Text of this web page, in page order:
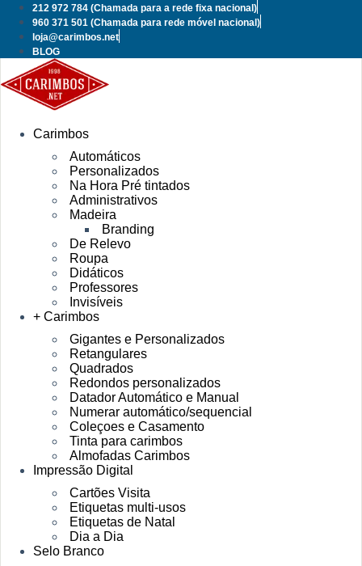
Pular
para
conteúdo
212 972 784 (Chamada para a rede fixa nacional)
960 371 501 (Chamada para rede móvel nacional)
loja@carimbos.net
BLOG
Carimbos
Automáticos
Personalizados
Na Hora Pré tintados
Administrativos
Madeira
Branding
De Relevo
Roupa
Didáticos
Professores
Invisíveis
+ Carimbos
Gigantes e Personalizados
Retangulares
Quadrados
Redondos personalizados
Datador Automático e Manual
Numerar automático/sequencial
Coleçoes e Casamento
Tinta para carimbos
Almofadas Carimbos
Impressão Digital
Cartões Visita
Etiquetas multi-usos
Etiquetas de Natal
Dia a Dia
Selo Branco